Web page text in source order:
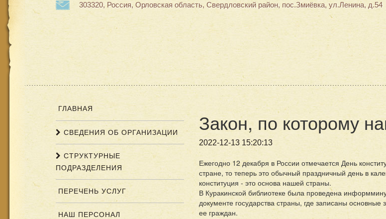
303320, Россия, Орловская область, Свердловский район, пос.Змиёвка, ул.Ленина, д.54
Закон, по которому
2022-12-13 15:20:13
Ежегодно 12 декабря в России отмечается День
стране, то теперь это обычный праздничный день в
конституция - это основа нашей страны.
В Куракинской библиотеке была проведена
документе государства страны, где записаны
ее граждан.
ГЛАВНАЯ
СВЕДЕНИЯ ОБ ОРГАНИЗАЦИИ
СТРУКТУРНЫЕ
ПОДРАЗДЕЛЕНИЯ
ПЕРЕЧЕНЬ УСЛУГ
НАШ ПЕРСОНАЛ